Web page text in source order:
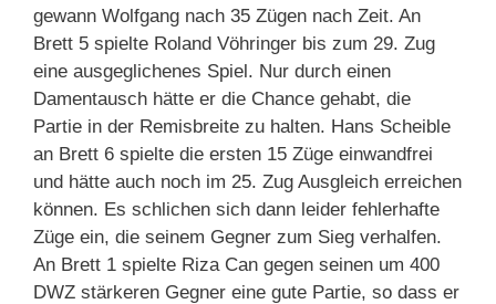
gewann Wolfgang nach 35 Zügen nach Zeit. An
Brett 5 spielte Roland Vöhringer bis zum 29. Zug
eine ausgeglichenes Spiel. Nur durch einen
Damentausch hätte er die Chance gehabt, die
Partie in der Remisbreite zu halten. Hans Scheible
an Brett 6 spielte die ersten 15 Züge einwandfrei
und hätte auch noch im 25. Zug Ausgleich erreichen
können. Es schlichen sich dann leider fehlerhafte
Züge ein, die seinem Gegner zum Sieg verhalfen.
An Brett 1 spielte Riza Can gegen seinen um 400
DWZ stärkeren Gegner eine gute Partie, so dass er